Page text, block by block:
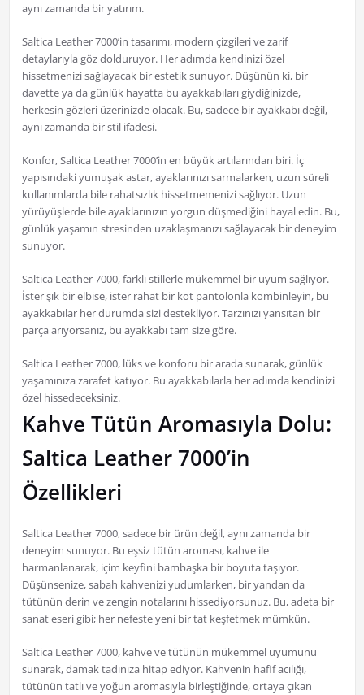
aynı zamanda bir yatırım.
Saltica Leather 7000’in tasarımı, modern çizgileri ve zarif
detaylarıyla göz dolduruyor. Her adımda kendinizi özel
hissetmenizi sağlayacak bir estetik sunuyor. Düşünün ki, bir
davette ya da günlük hayatta bu ayakkabıları giydiğinizde,
herkesin gözleri üzerinizde olacak. Bu, sadece bir ayakkabı değil,
aynı zamanda bir stil ifadesi.
Konfor, Saltica Leather 7000’in en büyük artılarından biri. İç
yapısındaki yumuşak astar, ayaklarınızı sarmalarken, uzun süreli
kullanımlarda bile rahatsızlık hissetmemenizi sağlıyor. Uzun
yürüyüşlerde bile ayaklarınızın yorgun düşmediğini hayal edin. Bu,
günlük yaşamın stresinden uzaklaşmanızı sağlayacak bir deneyim
sunuyor.
Saltica Leather 7000, farklı stillerle mükemmel bir uyum sağlıyor.
İster şık bir elbise, ister rahat bir kot pantolonla kombinleyin, bu
ayakkabılar her durumda sizi destekliyor. Tarzınızı yansıtan bir
parça arıyorsanız, bu ayakkabı tam size göre.
Saltica Leather 7000, lüks ve konforu bir arada sunarak, günlük
yaşamınıza zarafet katıyor. Bu ayakkabılarla her adımda kendinizi
özel hissedeceksiniz.
Kahve Tütün Aromasıyla Dolu:
Saltica Leather 7000’in
Özellikleri
Saltica Leather 7000, sadece bir ürün değil, aynı zamanda bir
deneyim sunuyor. Bu eşsiz tütün aroması, kahve ile
harmanlanarak, içim keyfini bambaşka bir boyuta taşıyor.
Düşünsenize, sabah kahvenizi yudumlarken, bir yandan da
tütünün derin ve zengin notalarını hissediyorsunuz. Bu, adeta bir
sanat eseri gibi; her nefeste yeni bir tat keşfetmek mümkün.
Saltica Leather 7000, kahve ve tütünün mükemmel uyumunu
sunarak, damak tadınıza hitap ediyor. Kahvenin hafif acılığı,
tütünün tatlı ve yoğun aromasıyla birleştiğinde, ortaya çıkan